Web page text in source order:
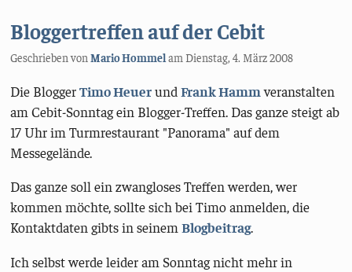
Bloggertreffen auf der Cebit
Geschrieben vonMario HommelamDienstag, 4. März 2008
Die BloggerTimo HeuerundFrank Hammveranstalten
am Cebit-Sonntag ein Blogger-Treffen. Das ganze steigt ab
17 Uhr im Turmrestaurant "Panorama" auf dem
Messegelände.
Das ganze soll ein zwangloses Treffen werden, wer
kommen möchte, sollte sich bei Timo anmelden, die
Kontaktdaten gibts in seinemBlogbeitrag.
Ich selbst werde leider am Sonntag nicht mehr in